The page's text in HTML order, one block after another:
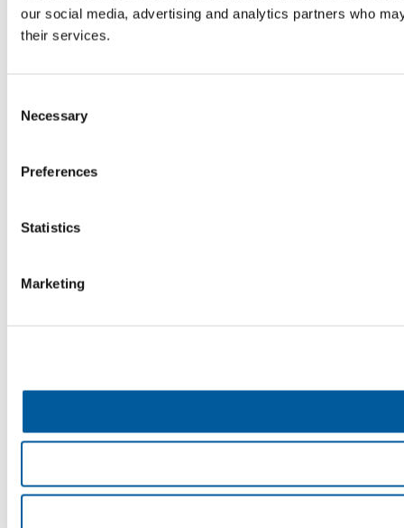
our social media, advertising and analytics partners who
their services.
Selection
Necessary
Preferences
Statistics
Marketing